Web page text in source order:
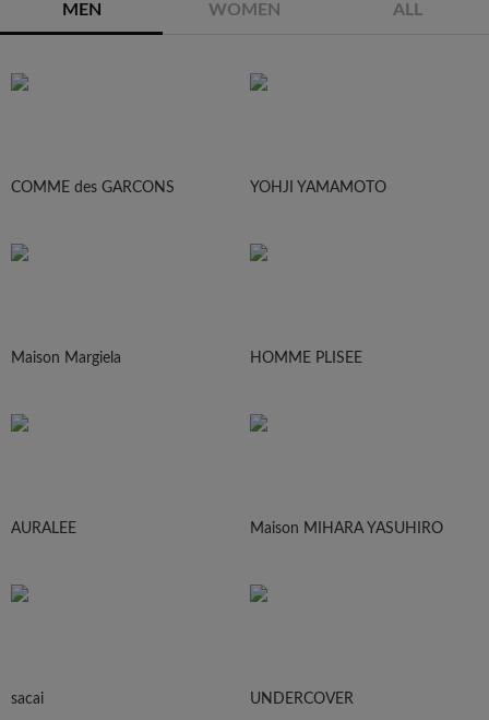
MEN WOMEN ALL
COMME des GARCONS YOHJI YAMAMOTO
Maison Margiela HOMME PLISEE
AURALEE Maison MIHARA YASUHIRO
sacai UNDERCOVER